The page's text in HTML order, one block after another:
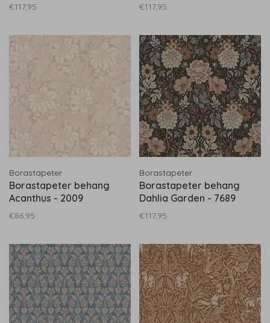
€117,95 €117,95
Borastapeter
Borastapeter behang
Acanthus - 2009
€86,95
Borastapeter
Borastapeter behang
Dahlia Garden - 7689
€117,95